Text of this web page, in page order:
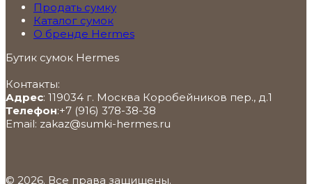
Продать сумку
Каталог сумок
О бренде Hermes
Бутик сумок Hermes
Контакты:
Адрес: 119034 г. Москва Коробейников пер., д.1
Телефон:+7 (916) 378-38-38
Email: zakaz@sumki-hermes.ru
© 2026. Все права защищены.